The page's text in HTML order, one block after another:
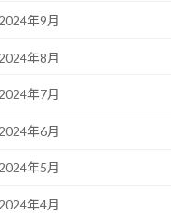
2024年9月
2024年8月
2024年7月
2024年6月
2024年5月
2024年4月